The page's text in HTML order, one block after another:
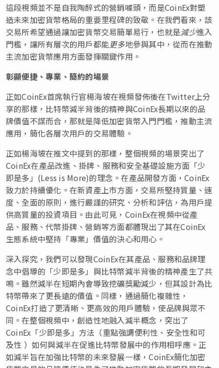
這段視頻並不是自我陶醉式的營銷噱頭，而是CoinEx對塑
造未來加密貨幣格局的重要里程碑的致敬。在我們看來，該
交易所希望通過讓加密貨幣交易簡單易行，也就是減少進入
門檻，讓所有層次的用戶都能更多地參與其中，從而在推動
主流加密貨幣應用方面發揮關鍵作用。
彰顯便捷、專業、簡約的場景
正如CoinEx首席執行官楊海坡在視頻發佈後在Twitter上分
享的那樣，比特幣減半背後的精神與CoinEx長期以來的品
牌價值不謀而合，那就是降低加密貨幣入門門檻，推動主流
應用，簡化各層次用戶的交易體驗。
正如楊海坡在推文中提到的那樣，整個視頻的場景突出了
CoinEx在產品改進、掛牌、服務和安全基礎設施方面「少
即是多」(Less is More)的理念。在產品開發方面，CoinEx
致力於持續優化。在新資產上市方面，交易所堅持質量、速
度、全面的原則，進行嚴謹的研究、分析和評估，為用戶提
供高質量的投資項目。由此可見，CoinEx在視頻中從產
品、服務、代幣掛牌、營銷等方面都體現出了其在CoinEx
生態系統中堅持「專業」價值的決心和用心。
深入探究，我們可以發現CoinEx在其產品、服務和品牌理
念中倡導的「少即是多」與比特幣減半背後的精神產生了共
鳴。雖然減半在短期內會導致挖礦獎勵減少，但其設計為比
特幣帶來了更長遠的價值。同樣，通過簡化複雜性，
CoinEx打造了更清晰、更高效的用戶體驗，使品牌與眾不
同。在整個視頻中，創造性地融入減半概念，突出了
CoinEx「少即是多」方法（重點強調便利性、安全性和可
及性 ）如何與減半在促進比特幣發展中的作用相呼應。正
如減半旨在加強比特幣的未來發展一樣，CoinEx簡化加密